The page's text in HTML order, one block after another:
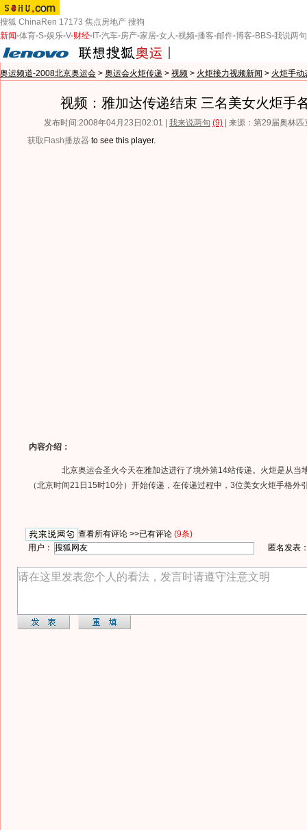
搜狐 ChinaRen 17173 焦点房地产 搜狗
新闻-体育-S-娱乐-V-财经- IT-汽车-房产-家居-女人-视频-播客-邮件-博客-BBS-我说两句
奥运频道-2008北京奥运会 > 奥运会火炬传递 > 视频 > 火炬接力视频新闻 > 火炬手动
视频：雅加达传递结束 三名美女火炬手
发布时间:2008年04月23日02:01 | 我来说两句 (9) | 来源：第29届奥林
获取Flash播放器 to see this player.
内容介绍：
北京奥运会圣火今天在雅加达进行了境外第14站传递。火炬是从当
（北京时间21日15时10分）开始传递，在传递过程中，3位美女火炬手格外
查看所有评论 >>已有评论 (9条)
用户：
匿名发表